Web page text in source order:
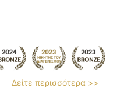
Δείτε περισσότερα >>